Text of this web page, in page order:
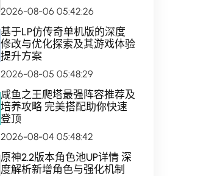
2026-08-06 05:42:26
基于LP仿传奇单机版的深度
修改与优化探索及其游戏体验
提升方案
2026-08-05 05:48:29
咸鱼之王爬塔最强阵容推荐及
培养攻略 完美搭配助你快速
登顶
2026-08-04 05:48:42
原神2.2版本角色池UP详情 深
度解析新增角色与强化机制